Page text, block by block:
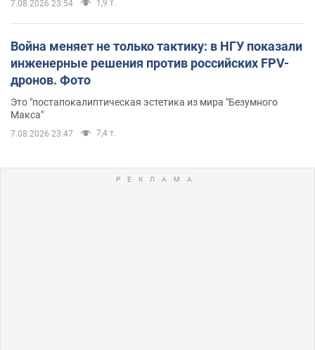
7.08.2026 23:54 1,9 т.
Война меняет не только тактику: в НГУ показали
инженерные решения против российских FPV-
дронов. Фото
Это "постапокалиптическая эстетика из мира "Безумного
Макса"
7.08.2026 23:47 7,4 т.